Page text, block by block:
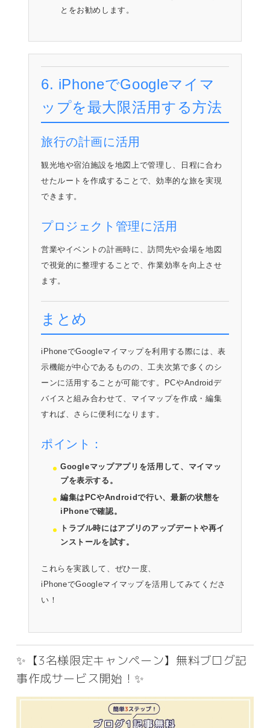
とをお勧めします。
6. iPhoneでGoogleマイマ
ップを最大限活用する方法
旅行の計画に活用
観光地や宿泊施設を地図上で管理し、日程に合わ
せたルートを作成することで、効率的な旅を実現
できます。
プロジェクト管理に活用
営業やイベントの計画時に、訪問先や会場を地図
で視覚的に整理することで、作業効率を向上させ
ます。
まとめ
iPhoneでGoogleマイマップを利用する際には、表
示機能が中心であるものの、工夫次第で多くのシ
ーンに活用することが可能です。PCやAndroidデ
バイスと組み合わせて、マイマップを作成・編集
すれば、さらに便利になります。
ポイント：
Googleマップアプリを活用して、マイマッ
プを表示する。
編集はPCやAndroidで行い、最新の状態を
iPhoneで確認。
トラブル時にはアプリのアップデートや再イ
ンストールを試す。
これらを実践して、ぜひ一度、
iPhoneでGoogleマイマップを活用してみてくださ
い！
✨【3名様限定キャンペーン】無料ブログ記
事作成サービス開始！✨